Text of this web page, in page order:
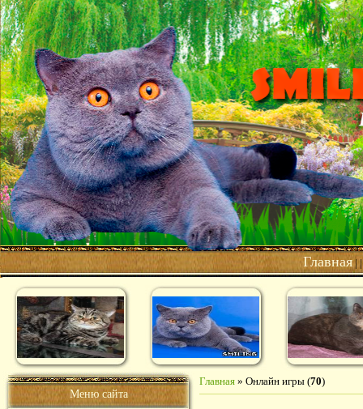
Главная |
Меню сайта
Главная » Онлайн игры (70)